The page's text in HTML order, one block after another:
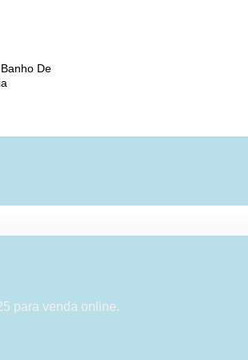
De
para venda online.